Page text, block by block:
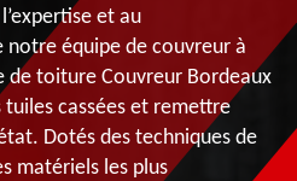
et au
notre équipe de couvreur à
de toiture Couvreur Bordeaux
tuiles cassées et remettre
Dotés des techniques de
matériels les plus